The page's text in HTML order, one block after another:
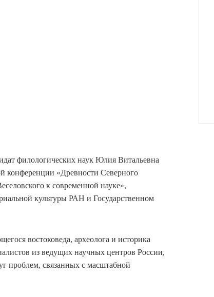
филологических наук Юлия Витальевна
конференции «Древности Северного
к современной науке»,
культуры РАН и Государственном
востоковеда, археолога и историка
из ведущих научных центров России,
проблем, связанных с масштабной